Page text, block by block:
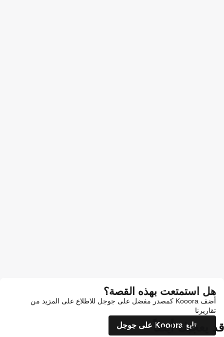
هل استمتعت بهذه القصة؟
أضف Kooora كمصدر مفضل على جوجل للاطلاع على المزيد من
تقاريرنا
تابع Kooora على جوجل
قد يعجبك أيضاً